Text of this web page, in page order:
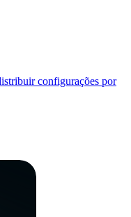
configurações por